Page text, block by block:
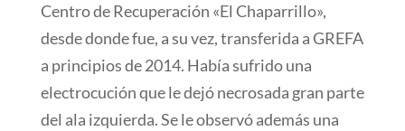
Centro de Recuperación «El Chaparrillo»,
desde donde fue, a su vez, transferida a GREFA
a principios de 2014. Había sufrido una
electrocución que le dejó necrosada gran parte
del ala izquierda. Se le observó además una